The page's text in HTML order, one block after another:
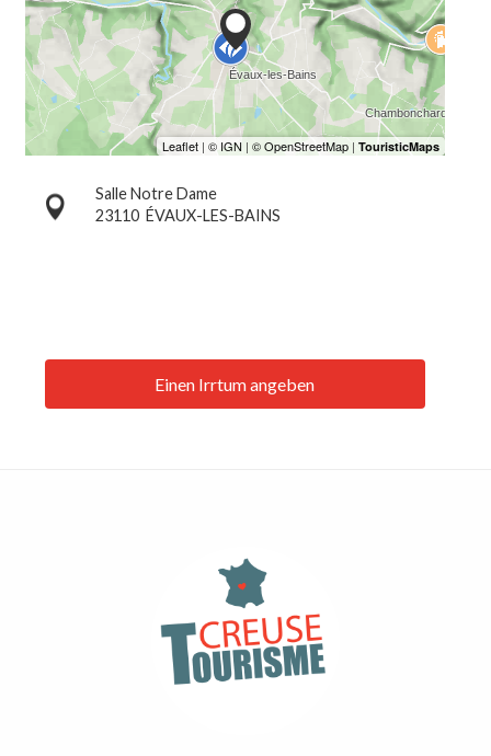
Salle Notre Dame
23110 ÉVAUX-LES-BAINS
Einen Irrtum angeben